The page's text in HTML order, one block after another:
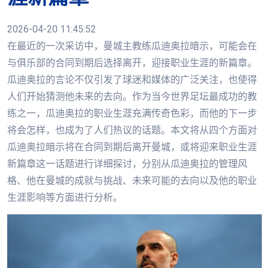
2026-04-20 11:45:52
在最近的一次采访中，曼城主教练瓜迪奥拉暗示，可能会在
与俱乐部的合同到期后选择离开，迎接职业生涯的新篇章。
瓜迪奥拉的言论不仅引发了球迷和媒体的广泛关注，也使得
人们开始猜测他未来的去向。作为当今世界足坛最成功的教
练之一，瓜迪奥拉的职业生涯充满传奇色彩，而他的下一步
将会怎样，也成为了人们热议的话题。本文将从四个方面对
瓜迪奥拉暗示将在合同到期后离开曼城，或将迎来职业生涯
新篇章这一话题进行详细探讨，分别从瓜迪奥拉的管理风
格、他在曼城的成就与挑战、未来可能的去向以及他的职业
生涯影响等方面进行分析。